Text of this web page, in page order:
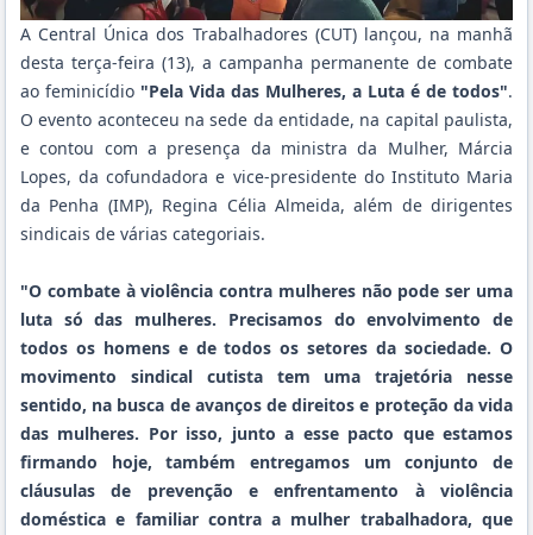
A Central Única dos Trabalhadores (CUT) lançou, na manhã
desta terça-feira (13), a campanha permanente de combate
ao feminicídio "Pela Vida das Mulheres, a Luta é de todos".
O evento aconteceu na sede da entidade, na capital paulista,
e contou com a presença da ministra da Mulher, Márcia
Lopes, da cofundadora e vice-presidente do Instituto Maria
da Penha (IMP), Regina Célia Almeida, além de dirigentes
sindicais de várias categoriais.
"O combate à violência contra mulheres não pode ser uma
luta só das mulheres. Precisamos do envolvimento de
todos os homens e de todos os setores da sociedade. O
movimento sindical cutista tem uma trajetória nesse
sentido, na busca de avanços de direitos e proteção da vida
das mulheres. Por isso, junto a esse pacto que estamos
firmando hoje, também entregamos um conjunto de
cláusulas de prevenção e enfrentamento à violência
doméstica e familiar contra a mulher trabalhadora, que